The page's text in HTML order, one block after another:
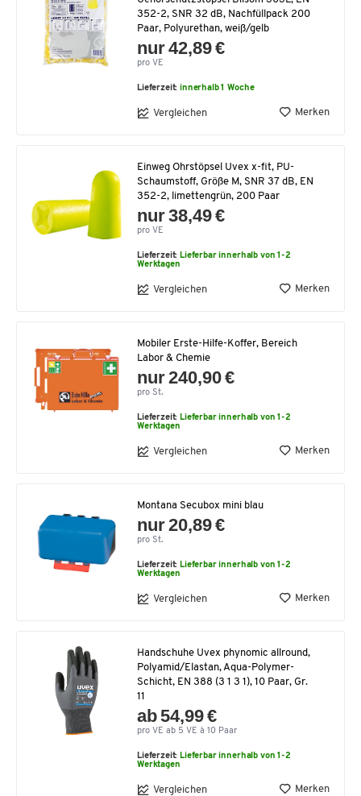
352-2, SNR 32 dB, Nachfüllpack 200
Paar, Polyurethan, weiß/gelb
nur 42,89 €
pro VE
Lieferzeit:innerhalb 1 Woche
Vergleichen Merken
Einweg Ohrstöpsel Uvex x-fit, PU-
Schaumstoff, Größe M, SNR 37 dB, EN
352-2, limettengrün, 200 Paar
nur 38,49 €
pro VE
Lieferzeit:Lieferbar innerhalb von 1-2
Werktagen
Vergleichen Merken
Mobiler Erste-Hilfe-Koffer, Bereich
Labor & Chemie
nur 240,90 €
pro St.
Lieferzeit:Lieferbar innerhalb von 1-2
Werktagen
Vergleichen Merken
Montana Secubox mini blau
nur 20,89 €
pro St.
Lieferzeit:Lieferbar innerhalb von 1-2
Werktagen
Vergleichen Merken
Handschuhe Uvex phynomic allround,
Polyamid/Elastan, Aqua-Polymer-
Schicht, EN 388 (3 1 3 1), 10 Paar, Gr.
11
ab 54,99 €
pro VE ab 5 VE à 10 Paar
Lieferzeit:Lieferbar innerhalb von 1-2
Werktagen
Vergleichen Merken